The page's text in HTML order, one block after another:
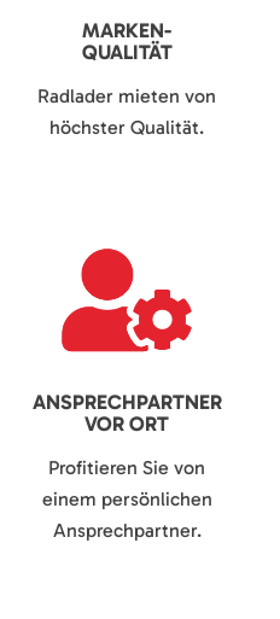
MARKEN-
QUALITÄT
Radlader mieten von
höchster Qualität.
ANSPRECHPARTNER
VOR ORT
Profitieren Sie von
einem persönlichen
Ansprechpartner.